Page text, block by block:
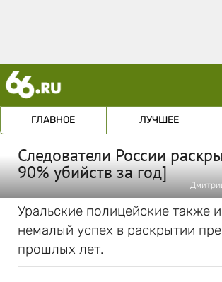
ГЛАВНОЕ ЛУЧШЕЕ
Следователи России
90% убийств за год]
Уральские полицейские также
немалый успех в раскрытии
прошлых лет.